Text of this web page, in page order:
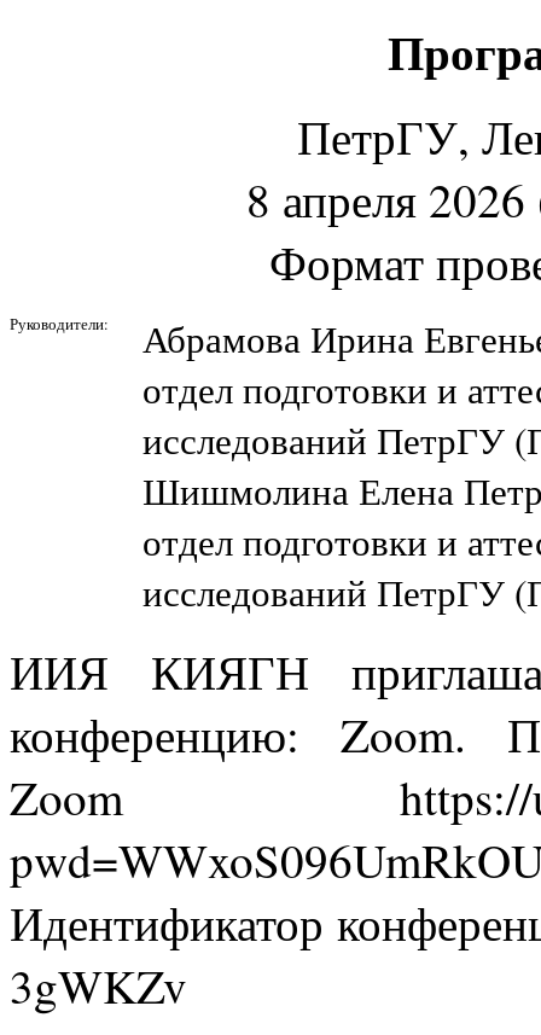
ПетрГУ,
8 апреля
Формат
Руководители:
Абрамова Ирина
отдел подготовки и
исследований ПетрГУ
Шишмолина Елена
отдел подготовки и
исследований ПетрГУ
ИИЯ КИЯГН
конференцию: Zoom.
Zoom https://
Идентификатор
3gWKZv